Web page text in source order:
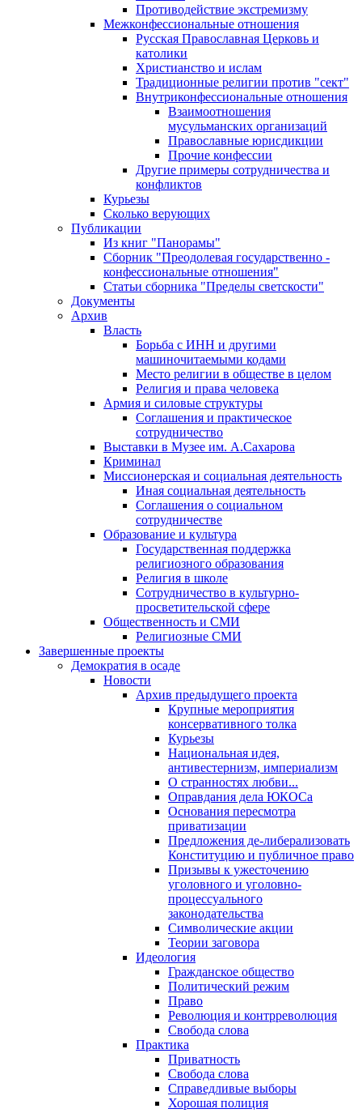
Противодействие экстремизму
Межконфессиональные отношения
Русская Православная Церковь и
католики
Христианство и ислам
Традиционные религии против "сект"
Внутриконфессиональные отношения
Взаимоотношения
мусульманских организаций
Православные юрисдикции
Прочие конфессии
Другие примеры сотрудничества и
конфликтов
Курьезы
Сколько верующих
Публикации
Из книг "Панорамы"
Сборник "Преодолевая государственно -
конфессиональные отношения"
Статьи сборника "Пределы светскости"
Документы
Архив
Власть
Борьба с ИНН и другими
машиночитаемыми кодами
Место религии в обществе в целом
Религия и права человека
Армия и силовые структуры
Соглашения и практическое
сотрудничество
Выставки в Музее им. А.Сахарова
Криминал
Миссионерская и социальная деятельность
Иная социальная деятельность
Соглашения о социальном
сотрудничестве
Образование и культура
Государственная поддержка
религиозного образования
Религия в школе
Сотрудничество в культурно-
просветительской сфере
Общественность и СМИ
Религиозные СМИ
Завершенные проекты
Демократия в осаде
Новости
Архив предыдущего проекта
Крупные мероприятия
консервативного толка
Курьезы
Национальная идея,
антивестернизм, империализм
О странностях любви...
Оправдания дела ЮКОСа
Основания пересмотра
приватизации
Предложения де-либерализовать
Конституцию и публичное право
Призывы к ужесточению
уголовного и уголовно-
процессуального
законодательства
Символические акции
Теории заговора
Идеология
Гражданское общество
Политический режим
Право
Революция и контрреволюция
Свобода слова
Практика
Приватность
Свобода слова
Справедливые выборы
Хорошая полиция